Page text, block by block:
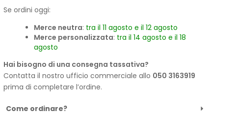
Se ordini oggi:
Merce neutra: tra il 11 agosto e il 12 agosto
Merce personalizzata: tra il 14 agosto e il 18
agosto
Hai bisogno di una consegna tassativa?
Contatta il nostro ufficio commerciale allo 050 3163919
prima di completare l’ordine.
Come ordinare?